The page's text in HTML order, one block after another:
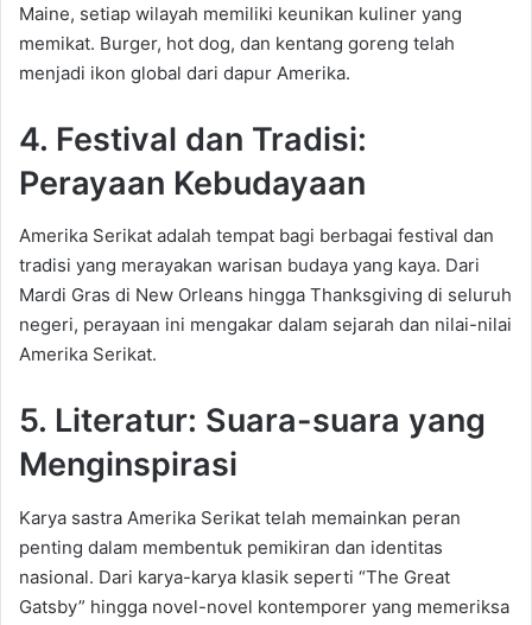
Maine, setiap wilayah memiliki keunikan kuliner yang
memikat. Burger, hot dog, dan kentang goreng telah
menjadi ikon global dari dapur Amerika.
4. Festival dan Tradisi:
Perayaan Kebudayaan
Amerika Serikat adalah tempat bagi berbagai festival dan
tradisi yang merayakan warisan budaya yang kaya. Dari
Mardi Gras di New Orleans hingga Thanksgiving di seluruh
negeri, perayaan ini mengakar dalam sejarah dan nilai-nilai
Amerika Serikat.
5. Literatur: Suara-suara yang
Menginspirasi
Karya sastra Amerika Serikat telah memainkan peran
penting dalam membentuk pemikiran dan identitas
nasional. Dari karya-karya klasik seperti “The Great
Gatsby” hingga novel-novel kontemporer yang memeriksa